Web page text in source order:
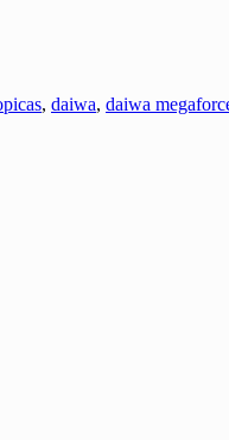
, daiwa, daiwa